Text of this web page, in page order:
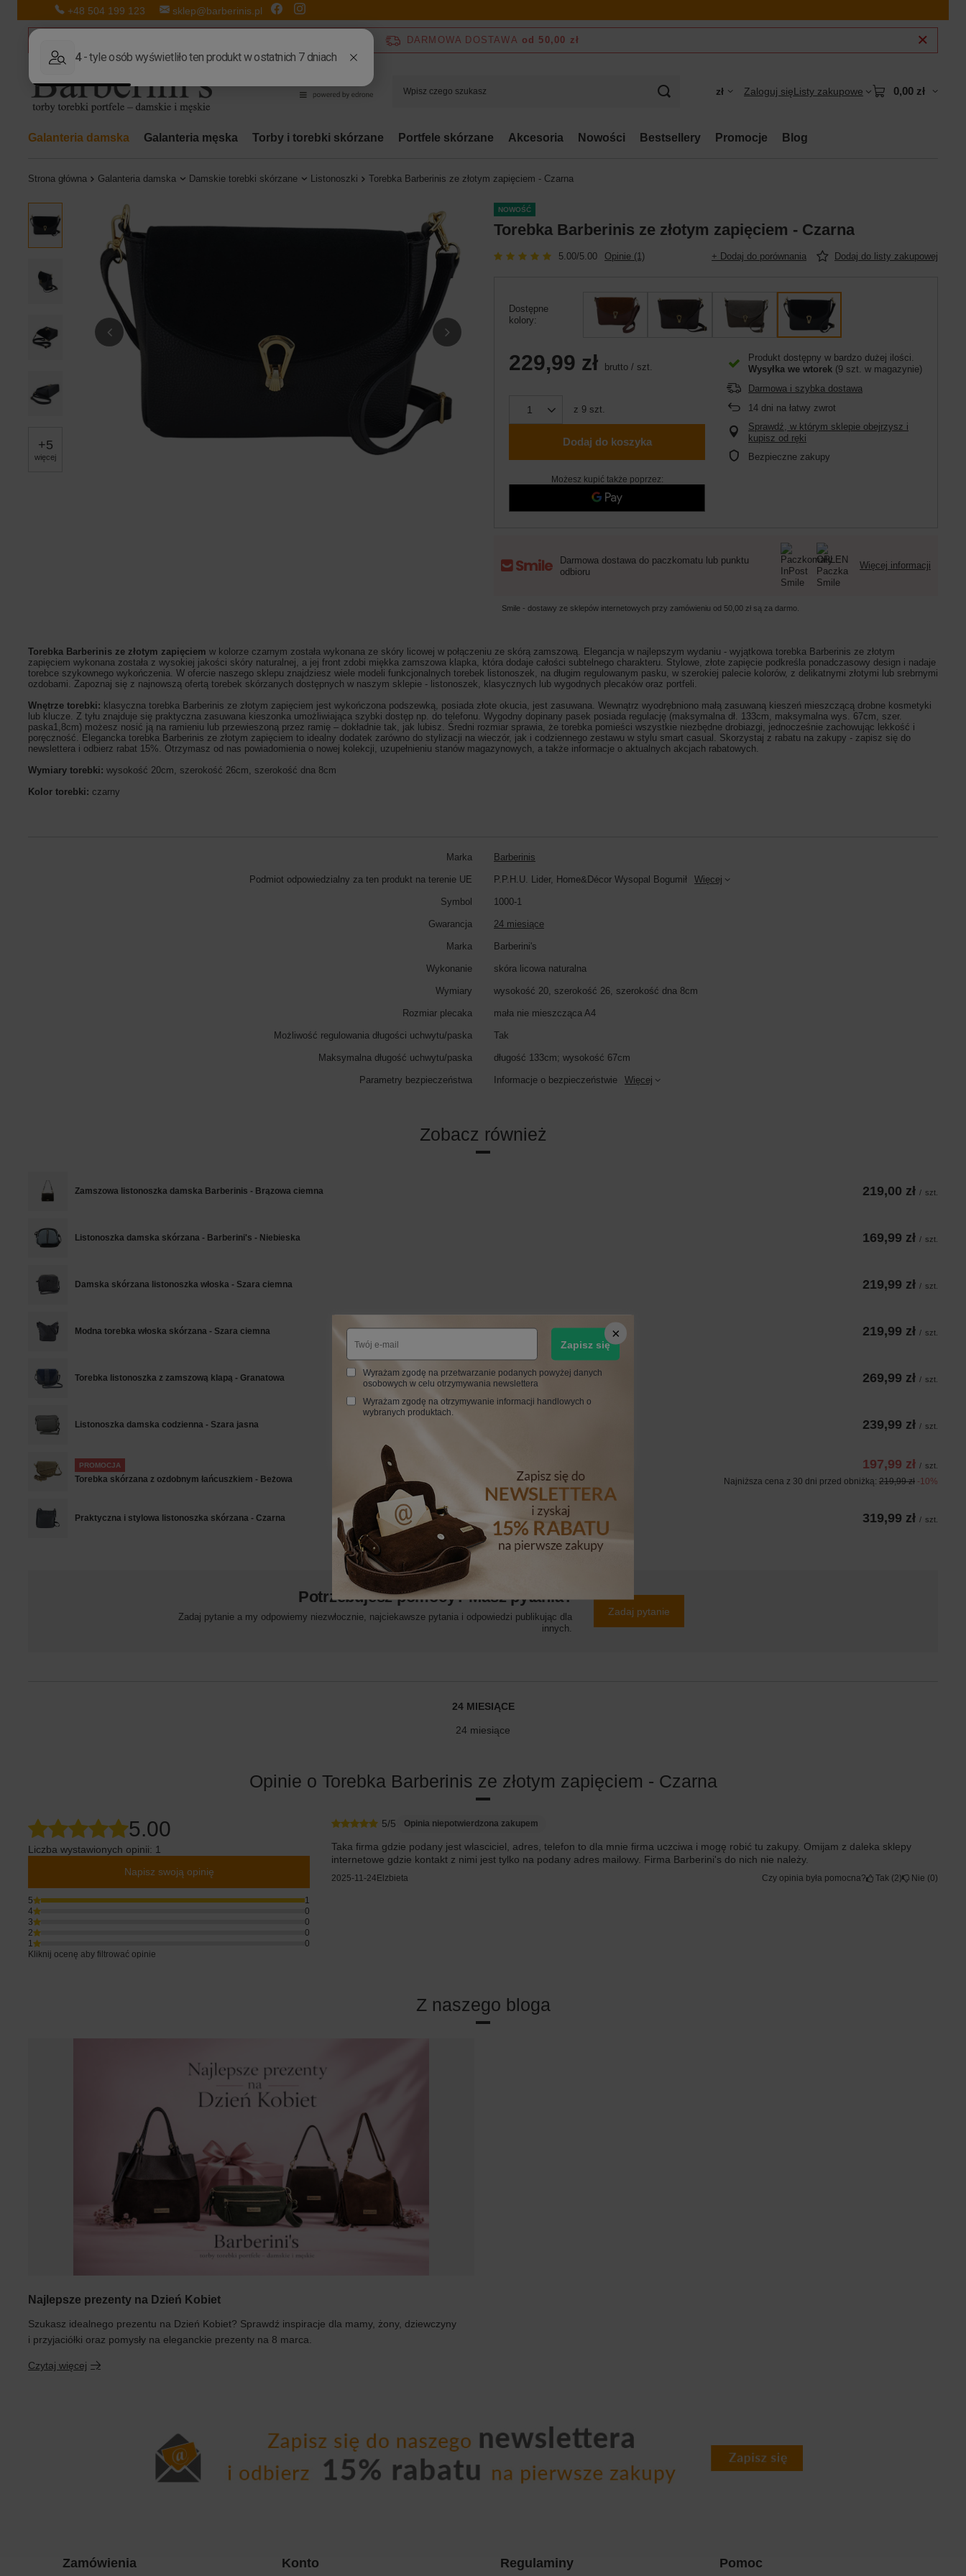
+48 504 199 123 sklep@barberinis.pl
DARMOWA DOSTAWA od 50,00 zł
zł Zaloguj sięListy zakupowe 0,00 zł
Galanteria damska Galanteria męska Torby i torebki skórzane Portfele skórzane Akcesoria Nowości Bestsellery Promocje Blog
Strona główna Galanteria damska Damskie torebki skórzane Listonoszki Torebka Barberinis ze złotym zapięciem - Czarna
+5
więcej
NOWOŚĆ
Torebka Barberinis ze złotym zapięciem - Czarna
5.00/5.00 Opinie (1) + Dodaj do porównania Dodaj do listy zakupowej
Dostępne
kolory
229,99 zł brutto / szt.
z 9 szt.
Dodaj do koszyka
Możesz kupić także poprzez:
Produkt dostępny w bardzo dużej ilości
Wysyłka we wtorek (9 szt. w magazynie)
Darmowa i szybka dostawa
14 dni na łatwy zwrot
Sprawdź, w którym sklepie obejrzysz i
kupisz od ręki
Bezpieczne zakupy
Darmowa dostawa do paczkomatu lub punktu
odbioru
Więcej informacji
Smile - dostawy ze sklepów internetowych przy zamówieniu od 50,00 zł są za darmo.
Torebka Barberinis ze złotym zapięciem w kolorze czarnym została wykonana ze skóry licowej w połączeniu ze skórą zamszową. Elegancja w najlepszym wydaniu - wyjątkowa torebka Barberinis ze złotym
zapięciem wykonana została z wysokiej jakości skóry naturalnej, a jej front zdobi miękka zamszowa klapka, która dodaje całości subtelnego charakteru. Stylowe, złote zapięcie podkreśla ponadczasowy design i nadaje
torebce szykownego wykończenia. W ofercie naszego sklepu znajdziesz wiele modeli funkcjonalnych torebek listonoszek, na długim regulowanym pasku, w szerokiej palecie kolorów, z delikatnymi złotymi lub srebrnymi
ozdobami. Zapoznaj się z najnowszą ofertą torebek skórzanych dostępnych w naszym sklepie - listonoszek, klasycznych lub wygodnych plecaków oraz portfeli.
Wnętrze torebki: klasyczna torebka Barberinis ze złotym zapięciem jest wykończona podszewką, posiada złote okucia, jest zasuwana. Wewnątrz wyodrębniono małą zasuwaną kieszeń mieszczącą drobne kosmetyki
lub klucze. Z tyłu znajduje się praktyczna zasuwana kieszonka umożliwiająca szybki dostęp np. do telefonu. Wygodny dopinany pasek posiada regulację (maksymalna dł. 133cm, maksymalna wys. 67cm, szer.
paska1,8cm) możesz nosić ją na ramieniu lub przewieszoną przez ramię – dokładnie tak, jak lubisz. Średni rozmiar sprawia, że torebka pomieści wszystkie niezbędne drobiazgi, jednocześnie zachowując lekkość i
poręczność. Elegancka torebka Barberinis ze złotym zapięciem to idealny dodatek zarówno do stylizacji na wieczór, jak i codziennego zestawu w stylu smart casual. Skorzystaj z rabatu na zakupy - zapisz się do
newslettera i odbierz rabat 15%. Otrzymasz od nas powiadomienia o nowej kolekcji, uzupełnieniu stanów magazynowych, a także informacje o aktualnych akcjach rabatowych.
Wymiary torebki: wysokość 20cm, szerokość 26cm, szerokość dna 8cm
Kolor torebki: czarny
Marka Barberinis
Podmiot odpowiedzialny za ten produkt na terenie UE P.P.H.U. Lider, Home&Décor Wysopal Bogumił Więcej
Symbol 1000-1
Gwarancja 24 miesiące
Marka Barberini's
Wykonanie skóra licowa naturalna
Wymiary wysokość 20, szerokość 26, szerokość dna 8cm
Rozmiar plecaka mała nie mieszcząca A4
Możliwość regulowania długości uchwytu/paska Tak
Maksymalna długość uchwytu/paska długość 133cm; wysokość 67cm
Parametry bezpieczeństwa Informacje o bezpieczeństwie Więcej
Zobacz również
Zamszowa listonoszka damska Barberinis - Brązowa ciemna 219,00 zł / szt.
Listonoszka damska skórzana - Barberini's - Niebieska 169,99 zł / szt.
Damska skórzana listonoszka włoska - Szara ciemna 219,99 zł / szt.
Modna torebka włoska skórzana - Szara ciemna 219,99 zł / szt.
Torebka listonoszka z zamszową klapą - Granatowa 269,99 zł / szt.
Listonoszka damska codzienna - Szara jasna 239,99 zł / szt.
PROMOCJA
Torebka skórzana z ozdobnym łańcuszkiem - Beżowa
197,99 zł / szt.
Najniższa cena z 30 dni przed obniżką: 219,99 zł -10%
Praktyczna i stylowa listonoszka skórzana - Czarna 319,99 zł / szt.
Potrzebujesz pomocy? Masz pytania?
Zadaj pytanie a my odpowiemy niezwłocznie, najciekawsze pytania i odpowiedzi publikując dla
innych.
Zadaj pytanie
24 MIESIĄCE
24 miesiące
Opinie o Torebka Barberinis ze złotym zapięciem - Czarna
5.00
Liczba wystawionych opinii: 1
Napisz swoją opinię
5
1
4
0
3
0
2
0
1
0
Kliknij ocenę aby filtrować opinie
5/5 Opinia niepotwierdzona zakupem
Taka firma gdzie podany jest wlasciciel, adres, telefon to dla mnie firma uczciwa i mogę robić tu zakupy. Omijam z daleka sklepy
internetowe gdzie kontakt z nimi jest tylko na podany adres mailowy. Firma Barberini's do nich nie należy.
2025-11-24Elzbieta Czy opinia była pomocna? Tak 2 Nie 0
Z naszego bloga
Najlepsze prezenty na Dzień Kobiet
Szukasz idealnego prezentu na Dzień Kobiet? Sprawdź inspiracje dla mamy, żony, dziewczyny
i przyjaciółki oraz pomysły na eleganckie prezenty na 8 marca.
Czytaj więcej
Zamówienia Konto Regulaminy Pomoc
Zapisz się
Wyrażam zgodę na przetwarzanie podanych powyżej danych
osobowych w celu otrzymywania newslettera
Wyrażam zgodę na otrzymywanie informacji handlowych o
wybranych produktach.